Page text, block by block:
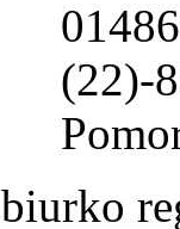
(22)-
biurko